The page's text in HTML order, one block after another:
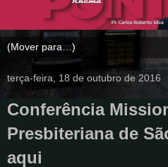
terça-feira, 18 de outubro de 2016
Conferência
Presbiteriana de
aqui